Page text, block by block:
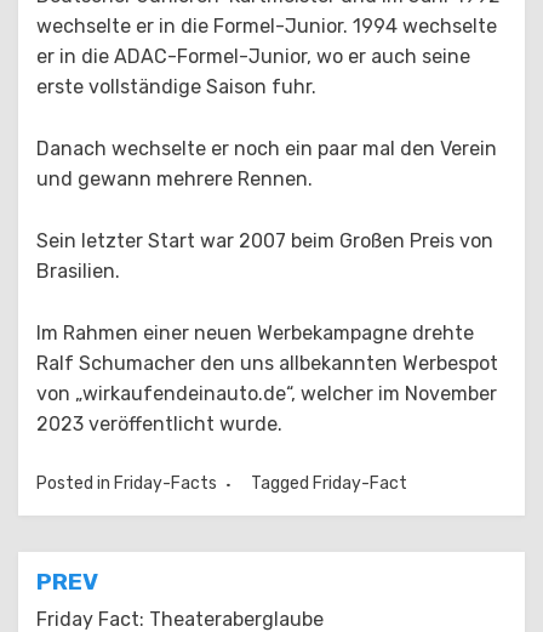
wechselte er in die Formel-Junior. 1994 wechselte
er in die ADAC-Formel-Junior, wo er auch seine
erste vollständige Saison fuhr.
Danach wechselte er noch ein paar mal den Verein
und gewann mehrere Rennen.
Sein letzter Start war 2007 beim Großen Preis von
Brasilien.
Im Rahmen einer neuen Werbekampagne drehte
Ralf Schumacher den uns allbekannten Werbespot
von „wirkaufendeinauto.de“, welcher im November
2023 veröffentlicht wurde.
Posted in Friday-Facts Tagged Friday-Fact
Beitragsnavigation
PREV
Friday Fact: Theateraberglaube